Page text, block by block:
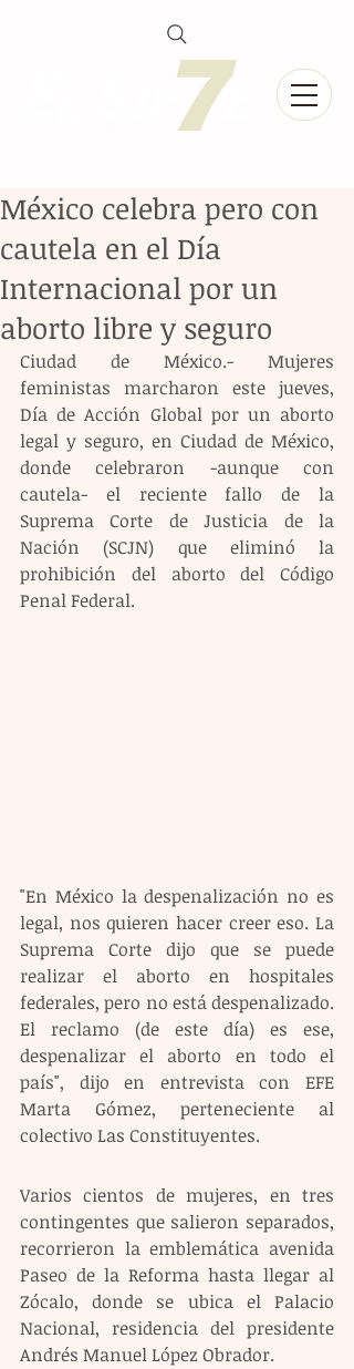
México celebra pero con
cautela en el Día
Internacional por un
aborto libre y seguro
Ciudad de México.- Mujeres
feministas marcharon este jueves,
Día de Acción Global por un aborto
legal y seguro, en Ciudad de México,
donde celebraron -aunque con
cautela- el reciente fallo de la
Suprema Corte de Justicia de la
Nación (SCJN) que eliminó la
prohibición del aborto del Código
Penal Federal.
"En México la despenalización no es
legal, nos quieren hacer creer eso. La
Suprema Corte dijo que se puede
realizar el aborto en hospitales
federales, pero no está despenalizado.
El reclamo (de este día) es ese,
despenalizar el aborto en todo el
país", dijo en entrevista con EFE
Marta Gómez, perteneciente al
colectivo Las Constituyentes.
Varios cientos de mujeres, en tres
contingentes que salieron separados,
recorrieron la emblemática avenida
Paseo de la Reforma hasta llegar al
Zócalo, donde se ubica el Palacio
Nacional, residencia del presidente
Andrés Manuel López Obrador.